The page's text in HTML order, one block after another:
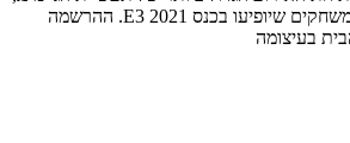
פורסמו רשימות המשחקים שיופיעו בכנס E3 2021. ההרשמה
בעיצומה